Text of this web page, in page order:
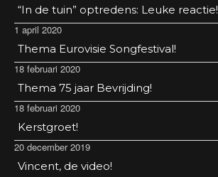
“In de tuin” optredens: Leuke reactie!
1 april 2020
Thema Eurovisie Songfestival!
18 februari 2020
Thema 75 jaar Bevrijding!
18 februari 2020
Kerstgroet!
20 december 2019
Vincent, de video!